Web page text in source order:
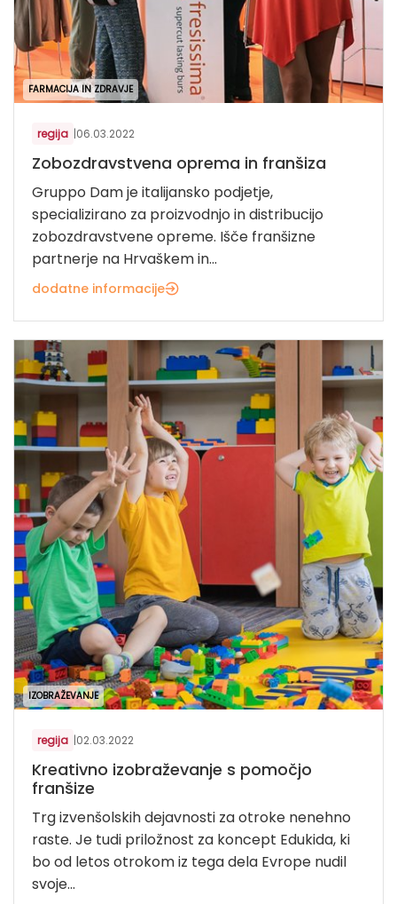
FARMACIJA IN ZDRAVJE
regija |06.03.2022
Zobozdravstvena oprema in franšiza
Gruppo Dam je italijansko podjetje,
specializirano za proizvodnjo in distribucijo
zobozdravstvene opreme. Išče franšizne
partnerje na Hrvaškem in...
dodatne informacije
IZOBRAŽEVANJE
regija |02.03.2022
Kreativno izobraževanje s pomočjo
franšize
Trg izvenšolskih dejavnosti za otroke nenehno
raste. Je tudi priložnost za koncept Edukida, ki
bo od letos otrokom iz tega dela Evrope nudil
svoje...